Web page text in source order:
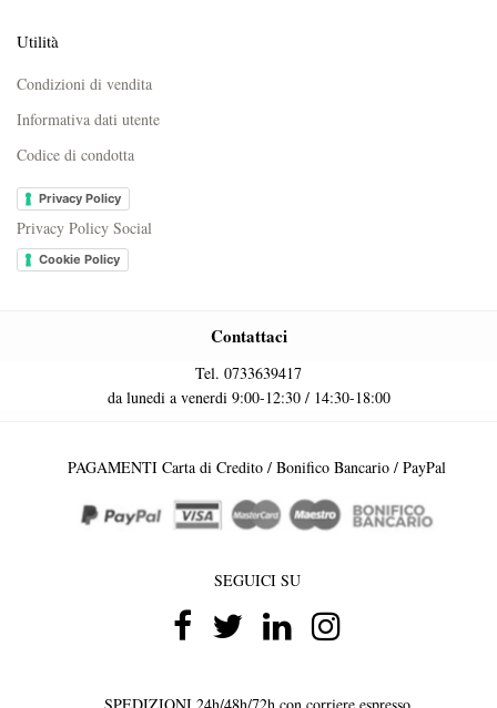
Utilità
Condizioni di vendita
Informativa dati utente
Codice di condotta
Privacy Policy
Privacy Policy Social
Cookie Policy
Contattaci
Tel. 0733639417
da lunedi a venerdi 9:00-12:30 / 14:30-18:00
PAGAMENTI Carta di Credito / Bonifico Bancario / PayPal
SEGUICI SU